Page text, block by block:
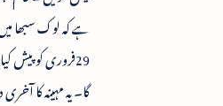
ہے کہ لوک سبھا
29فروری کو پیش
گا۔ یہ مہینہ کا